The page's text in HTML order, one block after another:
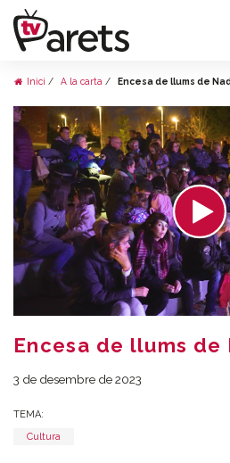
Inici A la carta Encesa de llums de
Encesa de llums de
3 de desembre de 2023
TEMA:
Cultura